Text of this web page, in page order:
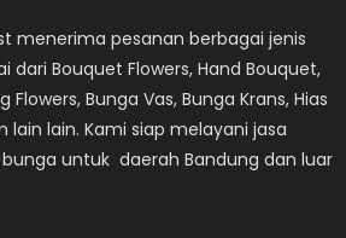
menerima pesanan berbagai jenis
dari Bouquet Flowers, Hand Bouquet,
Flowers, Bunga Vas, Bunga Krans, Hias
lain lain. Kami siap melayani jasa
untuk daerah Bandung dan luar